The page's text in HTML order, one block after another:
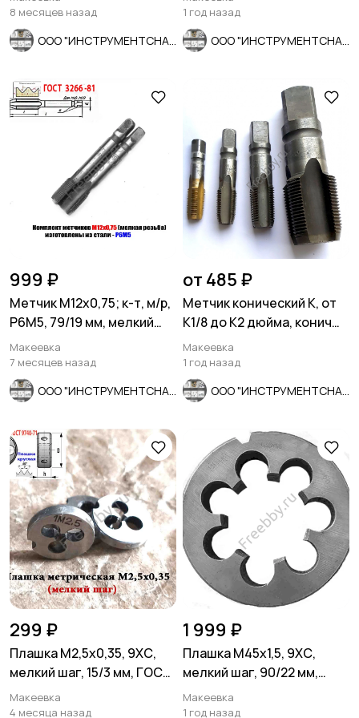
8 месяцев назад
1 год назад
999 ₽
Метчик М12х0,75; к-т, м/р,
Р6М5, 79/19 мм, мелкий
шаг, шлиф, СССР.
Макеевка
7 месяцев назад
от 485 ₽
Метчик конический К, от
К1/8 до К2 дюйма, конич
дюймовой резьба, асорт
Макеевка
1 год назад
299 ₽
Плашка М2,5х0,35, 9ХС,
мелкий шаг, 15/3 мм, ГОСТ
7740-71, СССР.
Макеевка
4 месяца назад
1 999 ₽
Плашка М45х1,5, 9ХС,
мелкий шаг, 90/22 мм,
ГОСТ 7740-71, сделано в
ССС
Макеевка
1 год назад